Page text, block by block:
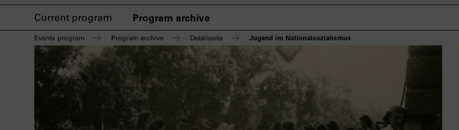
Current program Program archive
Events program Program archive Detailseite Jugend im Nationalsozialismus